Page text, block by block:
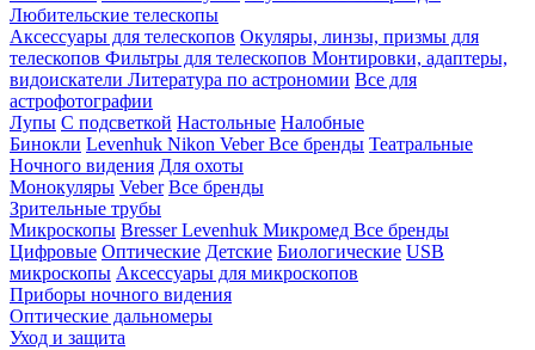
Любительские телескопы
Аксессуары для телескопов Окуляры, линзы, призмы для
телескопов Фильтры для телескопов Монтировки, адаптеры,
видоискатели Литература по астрономии Все для
астрофотографии
Лупы С подсветкой Настольные Налобные
Бинокли Levenhuk Nikon VeberВсе бренды Театральные
Ночного видения Для охоты
Монокуляры Veber Все бренды
Зрительные трубы
Микроскопы BresserLevenhuk Микромед Все бренды
Цифровые Оптические Детские Биологические USB
микроскопы Аксессуары для микроскопов
Приборы ночного видения
Оптические дальномеры
Уход и защита